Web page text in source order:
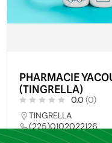
PHARMACIE
(TINGRELLA)
0.0 (0)
TINGRELLA
(225)0102022126
pharmays@yahoo.fr